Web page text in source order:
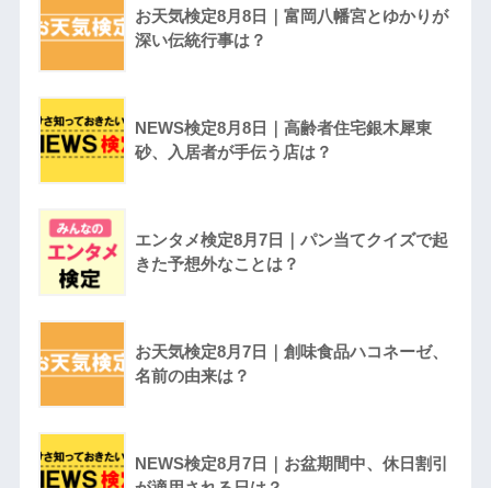
お天気検定8月8日｜富岡八幡宮とゆかりが
深い伝統行事は？
NEWS検定8月8日｜高齢者住宅銀木犀東
砂、入居者が手伝う店は？
エンタメ検定8月7日｜パン当てクイズで起
きた予想外なことは？
お天気検定8月7日｜創味食品ハコネーゼ、
名前の由来は？
NEWS検定8月7日｜お盆期間中、休日割引